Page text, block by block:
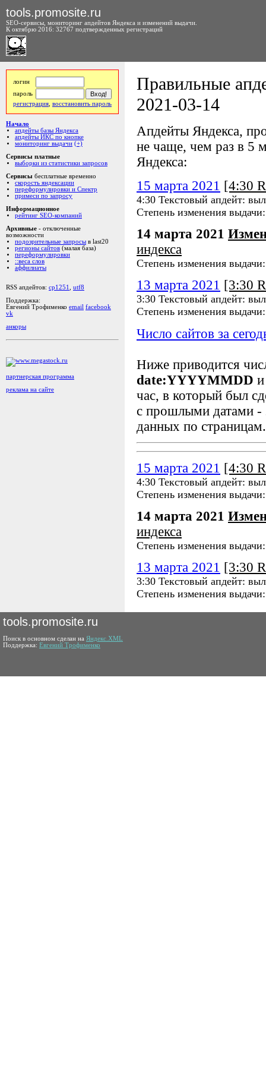
tools.promosite.ru
SEO-сервисы, мониторинг апдейтов Яндекса и изменений выдачи.
К октябрю 2016: 32767 подтвержденных регистраций
логин
пароль
регистрация восстановить пароль
Начало
апдейты базы Яндекса
апдейты ИКС по кнопке
мониторинг выдачи (+)
Сервисы платные
выборки из статистики запросов
Сервисы бесплатные временно
скорость яндексации
переформулировки и Спектр
примеси по запросу
Информационное
рейтинг SEO-компаний
Архивные - отключенные
возможности
подозрительные запросы в last20
регионы сайтов (малая база)
переформулировки
::веса слов
аффилиаты
RSS апдейтов: cp1251
utf8
Поддержка:
Евгений Трофименко email facebook
vk
анкоры
партнерская программа
реклама на сайте
Правильные
2021-03-14
Апдейты Яндекса,
не чаще, чем раз в 5
Яндекса:
15 марта 2021 [4:30
4:30 Текстовый апдейт:
Степень изменения
14 марта 2021
индекса
Степень изменения
13 марта 2021 [3:30
3:30 Текстовый апдейт:
Степень изменения
Число сайтов за
Ниже приводится
date:YYYYMMDD
час, в который был
с прошлыми датами -
данных по страницам.
15 марта 2021 [4:30
4:30 Текстовый апдейт:
Степень изменения
14 марта 2021
индекса
Степень изменения
13 марта 2021 [3:30
3:30 Текстовый апдейт:
Степень изменения
tools.promosite.ru
Поиск в основном сделан на Яндекс.XML
Поддержка: Евгений Трофименко